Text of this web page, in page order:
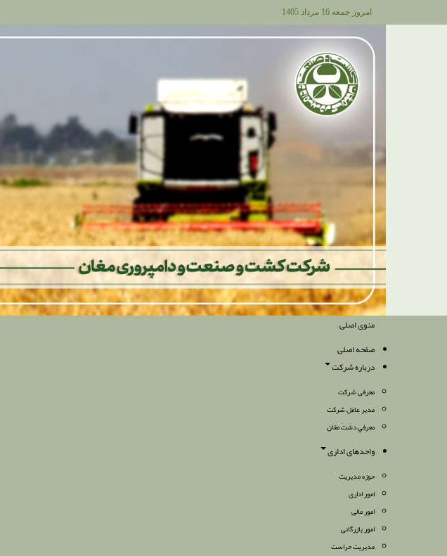
امروز جمعه 16 مرداد 1405
منوی اصلی
صفحه اصلی
درباره شرکت
معرفی شرکت
مدیر عامل شرکت
معرفي دشت مغان
واحدهای اداری
حوزه مدیریت
امور اداری
امور مالی
امور بازرگانی
مدیریت حراست